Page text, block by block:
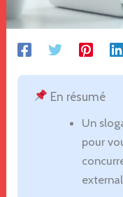
En résumé
Un
pour